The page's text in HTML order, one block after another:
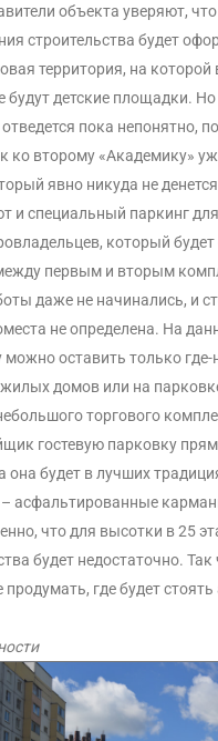
объекта уверяют,
строительства будет
территория, на которой
будут детские площадки.
отведется пока непонятно,
ко второму «Академику»
явно никуда не
и специальный паркинг для
который будет
первым и вторым
даже не начинались, и
не определена. На
оставить только где-
домов или на
торгового
гостевую парковку
она будет в лучших
асфальтированные
что для высотки в 25
будет недостаточно.
продумать, где будет